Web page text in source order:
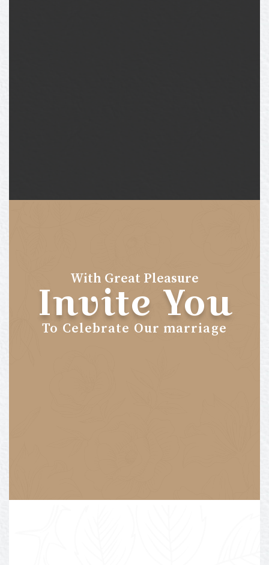
With Great Pleasure
Invite You
To Celebrate Our marriage